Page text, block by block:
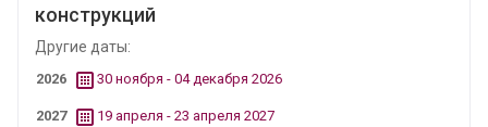
конструкций
Другие даты:
2026 30 ноября - 04 декабря 2026
2027
19 апреля - 23 апреля 2027